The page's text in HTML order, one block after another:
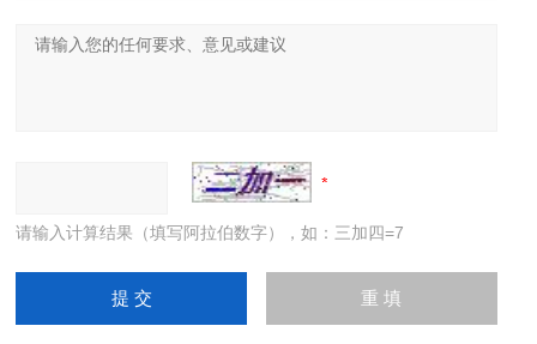
请输入计算结果（填写阿拉伯数字），如：三加四=7